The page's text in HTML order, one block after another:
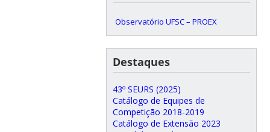
Observatório UFSC – PROEX
Destaques
43º SEURS (2025)
Catálogo de Equipes de
Competição 2018-2019
Catálogo de Extensão 2023